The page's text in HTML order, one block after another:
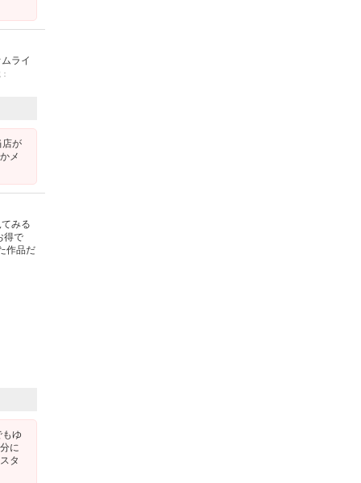
ライ
店が
メ
みる
得で
作品だ
ゆ
に
タ